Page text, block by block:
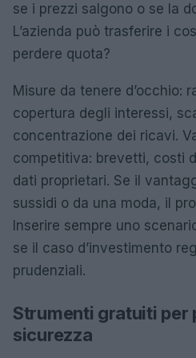
se i prezzi salgono o se la
L’azienda può trasferire i
perdere quota?
Misure da tenere d’occhio:
copertura degli interessi,
concentrazione dei ricavi.
competitiva: brevetti, costi
dati proprietari. Se il
sussidi o da una moda, il
Inserire sempre uno
se il caso d’investimento
prudenziali.
Strumenti gratuiti per
sicurezza